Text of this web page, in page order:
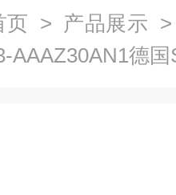
页 > 产品展示
AAAZ30AN1德